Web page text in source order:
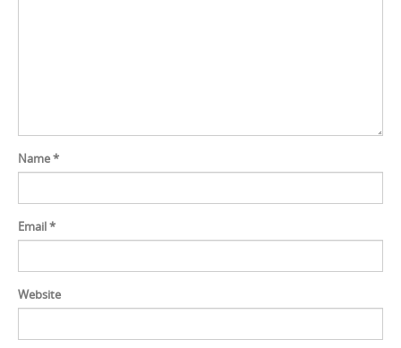
Name*
Email*
Website